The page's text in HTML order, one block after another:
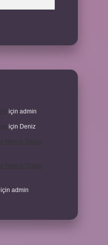
için admin
için Deniz
için admin